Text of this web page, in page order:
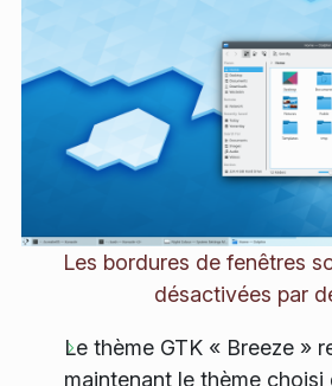
Les bordures de fenêtres
désactivées par
Le thème GTK « Breeze »
maintenant le thème choisi